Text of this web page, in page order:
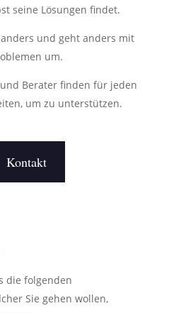
seine Lösungen findet.
und geht anders mit
um.
Berater finden für jeden
um zu unterstützen.
Kontakt
die folgenden
Sie gehen wollen,